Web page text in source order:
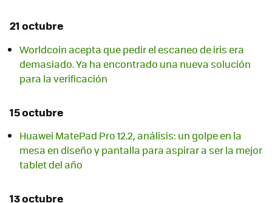
21 octubre
Worldcoin acepta que pedir el escaneo de iris era
demasiado. Ya ha encontrado una nueva solución
para la verificación
15 octubre
Huawei MatePad Pro 12.2, análisis: un golpe en la
mesa en diseño y pantalla para aspirar a ser la mejor
tablet del año
13 octubre